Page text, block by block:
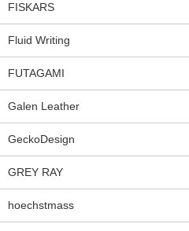
FISKARS
Fluid Writing
FUTAGAMI
Galen Leather
GeckoDesign
GREY RAY
hoechstmass